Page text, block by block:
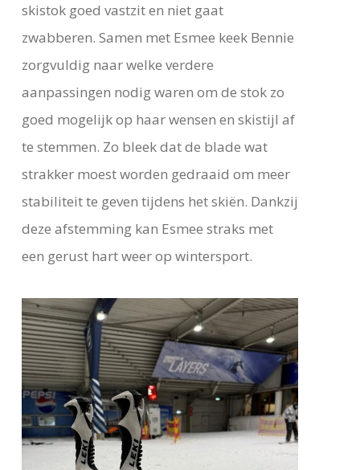
skistok goed vastzit en niet gaat
zwabberen. Samen met Esmee keek Bennie
zorgvuldig naar welke verdere
aanpassingen nodig waren om de stok zo
goed mogelijk op haar wensen en skistijl af
te stemmen. Zo bleek dat de blade wat
strakker moest worden gedraaid om meer
stabiliteit te geven tijdens het skiën. Dankzij
deze afstemming kan Esmee straks met
een gerust hart weer op wintersport.